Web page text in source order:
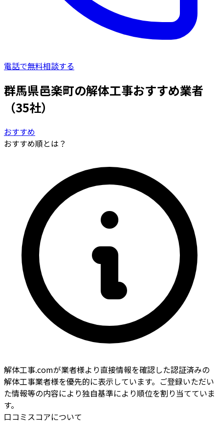
電話で無料相談する
群馬県邑楽町の解体工事おすすめ業者
（35社）
おすすめ
おすすめ順とは？
解体工事.comが業者様より直接情報を確認した認証済みの
解体工事業者様を優先的に表示しています。ご登録いただい
た情報等の内容により独自基準により順位を割り当てていま
す。
口コミスコアについて